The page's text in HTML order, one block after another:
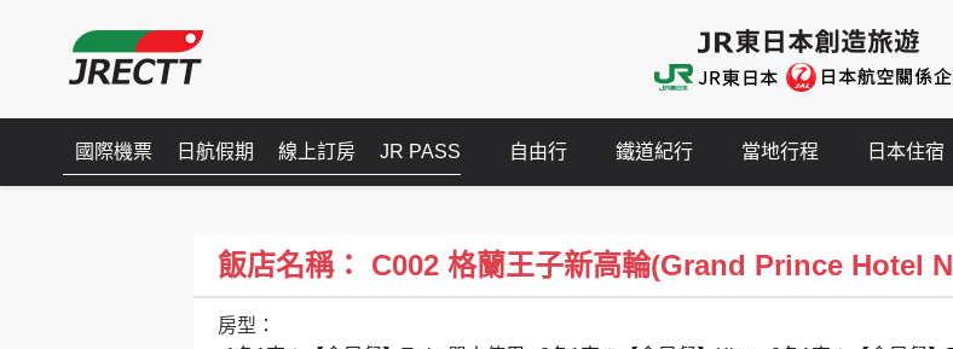
國際機票 日航假期 線上訂房 JR PASS 自由行 鐵道紀行 當地行程 日本住宿
飯店名稱： C002 格蘭王子新高輪(Grand Prince Hotel
房型：